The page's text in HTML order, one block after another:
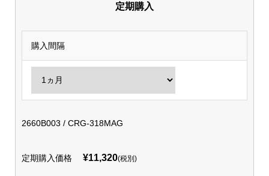
定期購入
購入間隔
2660B003 / CRG-318MAG
定期購入価格 ¥11,320(税別)